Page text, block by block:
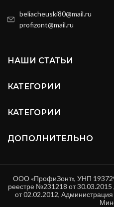
beliacheuski80@mail.ru
profizont@mail.ru
НАШИ СТАТЬИ
КАТЕГОРИИ
КАТЕГОРИИ
ДОПОЛНИТЕЛЬНО
ООО «ПрофиЗонт», УНП
реестре №231218 от 30.03.2015
от 02.02.2012,